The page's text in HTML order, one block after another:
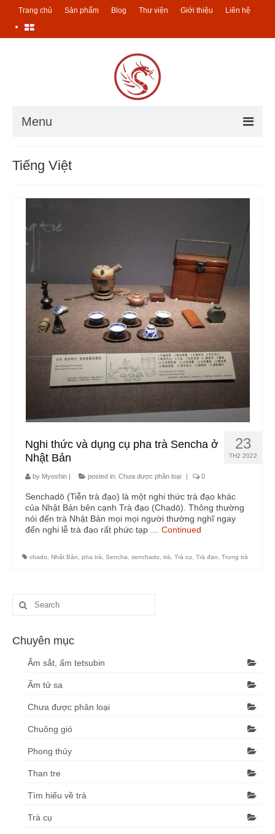
Trang chủ Sản phẩm Blog Thư viện Giới thiệu Liên hệ
Menu
Ucha – Trà của mẹ
Ấm tử sa
Chén trà
Phụ kiện trà
Túi xách, tráp, lọ đựng trà, khay trà
Phong thủy
Chuông gió
Chuông mõ pháp khí
Trầm hương – Trầm cụ
Trầu, tẩu thuốc
Blog
Văn hóa trà, trà đạo, trà cụ
Thư viện
Thư viện video
Giới thiệu
Liên hệ
Tiếng Việt
23
TH2 2022
Nghi thức và dụng cụ pha trà Sencha ở
Nhật Bản
by Myoshin | posted in: Chưa được phân loại | 0
Senchadō (Tiễn trà đạo) là một nghi thức trà đạo khác
của Nhật Bản bên cạnh Trà đạo (Chadō). Thông thường
nói đến trà Nhật Bản mọi mọi người thường nghĩ ngay
đến nghi lễ trà đạo rất phức tạp … Continued
chado Nhật Bản pha trà Sencha senchado trà Trà cụ Trà đạo Trưng trà
Chuyên mục
Ấm sắt, ấm tetsubin
Ấm tử sa
Chưa được phân loại
Chuông gió
Phong thủy
Than tre
Tìm hiểu về trà
Trà cụ